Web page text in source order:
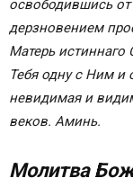
Молитва 1-я
Молитва 2-я
Молитва 3-я
Молитва 4-я
Молитва ко
Сирина
Молитва
освободившись
дерзновением
Матерь истиннаго
Тебя одну с Ним и
невидимая и
веков. Аминь.
Молитва